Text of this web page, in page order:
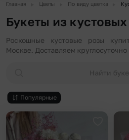
Главная Цветы По виду цветка
Букеты из
Роскошные кустовые розы
Москве. Доставляем
Найти
Популярные